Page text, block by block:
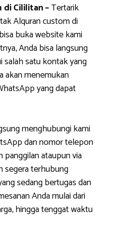
di Cililitan –Tertarik
Alquran custom di
buka website kami
Anda bisa langsung
salah satu kontak yang
akan menemukan
yang dapat
menghubungi kami
dan nomor telepon
ataupun via
segera terhubung
sedang bertugas dan
Anda mulai dari
hingga tenggat waktu